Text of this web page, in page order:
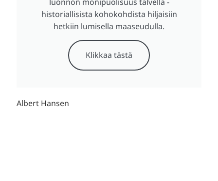
historiallisista kohokohdista hiljaisiin
hetkiin lumisella maaseudulla.
Klikkaa tästä
Albert Hansen